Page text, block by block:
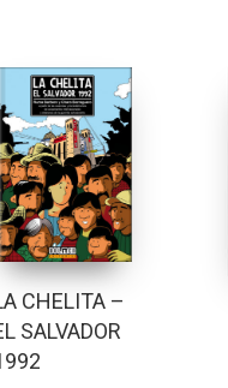
CHELITA –
SALVADOR